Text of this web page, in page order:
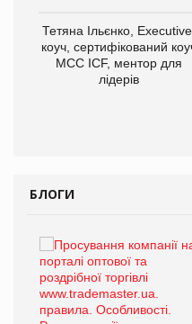
Тетяна Ільєнко,
коуч, сертифікований
МСС ICF, ментор для
лідерів
БЛОГИ